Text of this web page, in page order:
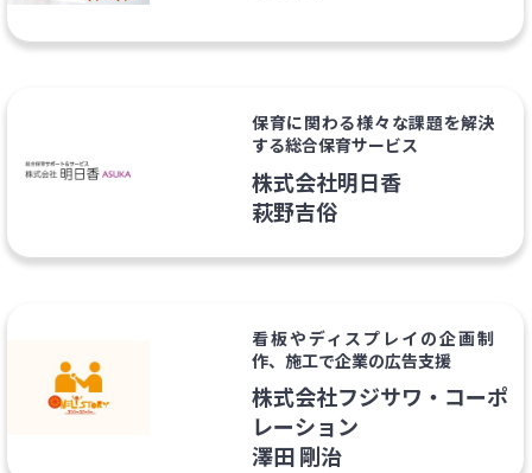
保育に関わる様々な課題を解決
する総合保育サービス
株式会社明日香
萩野吉俗
看板やディスプレイの企画制
作、施工で企業の広告支援
株式会社フジサワ・コーポ
レーション
澤田 剛治